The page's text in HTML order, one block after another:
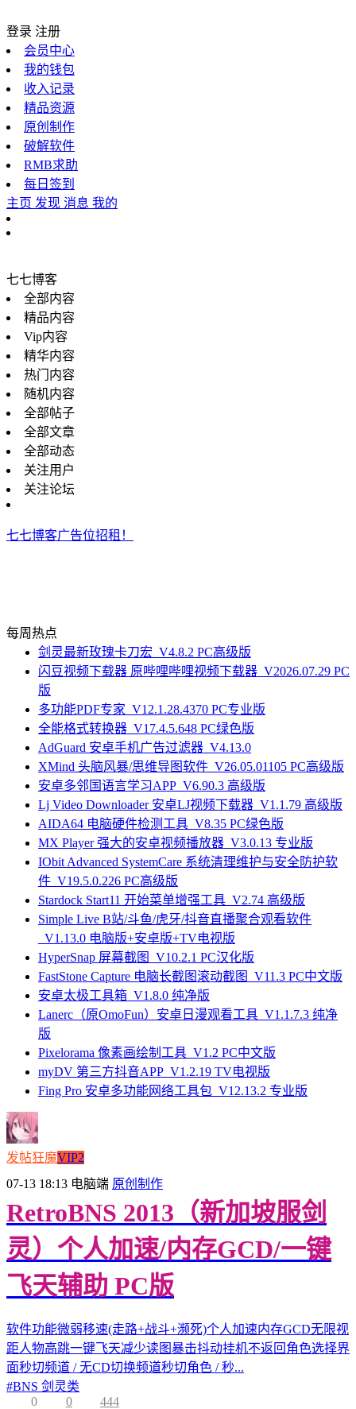
登录 注册
会员中心
我的钱包
收入记录
精品资源
原创制作
破解软件
RMB求助
每日签到
主页 发现 消息 我的
七七博客
全部内容
精品内容
Vip内容
精华内容
热门内容
随机内容
全部帖子
全部文章
全部动态
关注用户
关注论坛
七七博客广告位招租！
每周热点
剑灵最新玫瑰卡刀宏_V4.8.2 PC高级版
闪豆视频下载器 原哔哩哔哩视频下载器_V2026.07.29 PC
版
多功能PDF专家_V12.1.28.4370 PC专业版
全能格式转换器_V17.4.5.648 PC绿色版
AdGuard 安卓手机广告过滤器_V4.13.0
XMind 头脑风暴/思维导图软件_V26.05.01105 PC高级版
安卓多邻国语言学习APP_V6.90.3 高级版
Lj Video Downloader 安卓LJ视频下载器_V1.1.79 高级版
AIDA64 电脑硬件检测工具_V8.35 PC绿色版
MX Player 强大的安卓视频播放器_V3.0.13 专业版
IObit Advanced SystemCare 系统清理维护与安全防护软
件_V19.5.0.226 PC高级版
Stardock Start11 开始菜单增强工具_V2.74 高级版
Simple Live B站/斗鱼/虎牙/抖音直播聚合观看软件
_V1.13.0 电脑版+安卓版+TV电视版
HyperSnap 屏幕截图_V10.2.1 PC汉化版
FastStone Capture 电脑长截图滚动截图_V11.3 PC中文版
安卓太极工具箱_V1.8.0 纯净版
Lanerc（原OmoFun）安卓日漫观看工具_V1.1.7.3 纯净
版
Pixelorama 像素画绘制工具_V1.2 PC中文版
myDV 第三方抖音APP_V1.2.19 TV电视版
Fing Pro 安卓多功能网络工具包_V12.13.2 专业版
发帖狂魔VIP2
07-13 18:13 电脑端 原创制作
RetroBNS 2013（新加坡服剑
灵）个人加速/内存GCD/一键
飞天辅助 PC版
软件功能微弱移速(走路+战斗+濒死)个人加速内存GCD无限视
距人物高跳一键飞天减少读图暴击抖动挂机不返回角色选择界
面秒切频道 / 无CD切换频道秒切角色 / 秒...
#BNS 剑灵类
0
0 444